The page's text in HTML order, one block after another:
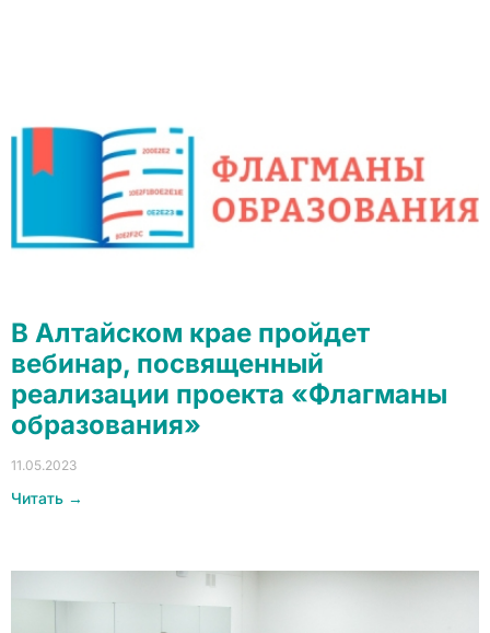
В Алтайском крае пройдет
вебинар, посвященный
реализации проекта «Флагманы
образования»
11.05.2023
Читать →